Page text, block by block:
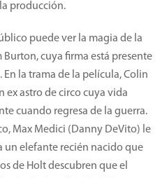
producción.
puede ver la magia de la
Burton, cuya firma está presente
En la trama de la película, Colin
ex astro de circo cuya vida
cuando regresa de la guerra.
Max Medici (Danny DeVito) le
un elefante recién nacido que
de Holt descubren que el